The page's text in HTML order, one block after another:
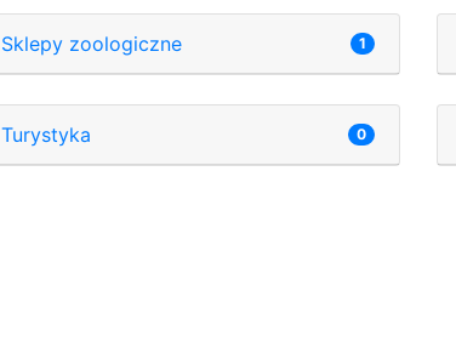
Sklepy zoologiczne 1
Turystyka 0